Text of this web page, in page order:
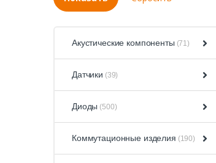
Акустические компоненты (71)
Датчики (39)
Диоды (500)
Коммутационные изделия (190)